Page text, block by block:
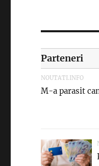
Parteneri
NOUTATI.INFO
M-a parasit